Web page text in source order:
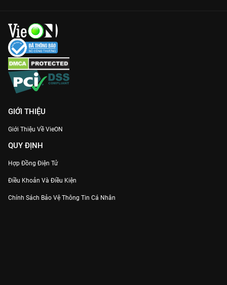
GIỚI THIỆU
Giới Thiệu Về VieON
QUY ĐỊNH
Hợp Đồng Điện Tử
Điều Khoản Và Điều Kiện
Chính Sách Bảo Vệ Thông Tin Cá Nhân